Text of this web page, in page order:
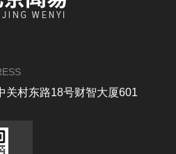
关村东路18号财智大厦601